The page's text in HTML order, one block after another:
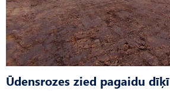
Ūdensrozes zied pagaidu dīķī